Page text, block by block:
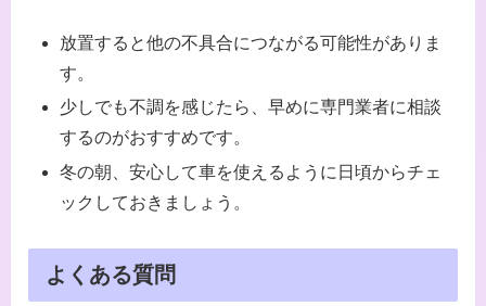
放置すると他の不具合につながる可能性がありま
す。
少しでも不調を感じたら、早めに専門業者に相談
するのがおすすめです。
冬の朝、安心して車を使えるように日頃からチェ
ックしておきましょう。
よくある質問